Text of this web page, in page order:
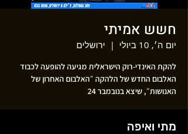
חשש אמיתי
יום ה׳, 10 ביולי
  |
ירושלים
להקת האינדי-רוק הישראלית מגיעה להופעה לכבוד
האלבום החדש של הלהקה ״האלבום האחרון של
האנושות״, שיצא בנובמבר 24
מתי ואיפה